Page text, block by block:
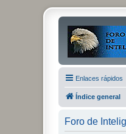
Enlaces rápidos
Índice general
Foro de